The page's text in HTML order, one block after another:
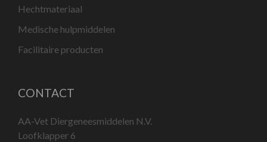
Hechtmateriaal
Medische hulpmiddelen
Facilitaire producten
CONTACT
AA-Vet Diergeneesmiddelen N.V.
Loofklapper 6